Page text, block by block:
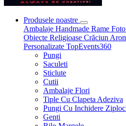
Produsele noastre
Ambalaje Handmade Rame Foto
Obiecte Religioase Crăciun
Personalizate TopEvents360
Pungi
Saculeti
Sticlute
Cutii
Ambalaje Flori
Tiple Cu Clapeta Adeziva
Pungi Cu Inchidere
Genti